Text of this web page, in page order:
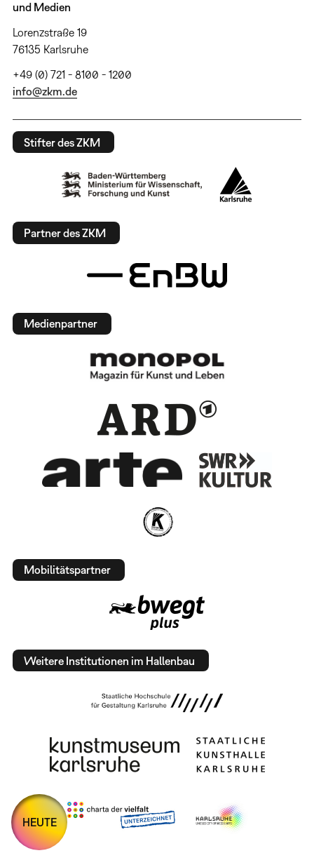
und Medien
Lorenzstraße 19
76135 Karlsruhe
+49 (0) 721 - 8100 - 1200
info@zkm.de
Stifter des ZKM
Partner des ZKM
Medienpartner
Mobilitätspartner
Weitere Institutionen im Hallenbau
HEUTE